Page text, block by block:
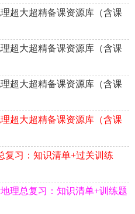
超大超精备课资源库（含课
超大超精备课资源库（含课
超大超精备课资源库（含课
超大超精备课资源库（含课
复习：知识清单+过关训练
理总复习：知识清单+训练题